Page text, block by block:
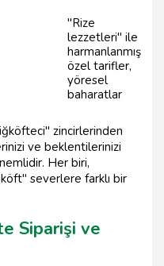
"Rize
lezzetleri" ile
harmanlanmış
özel tarifler,
yöresel
baharatlar
zincirlerinden
ve beklentilerinizi
Her biri,
severlere farklı bir
Siparişi ve